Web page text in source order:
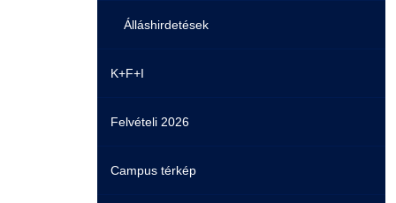
Álláshirdetések
K+F+I
Felvételi 2026
Campus térkép